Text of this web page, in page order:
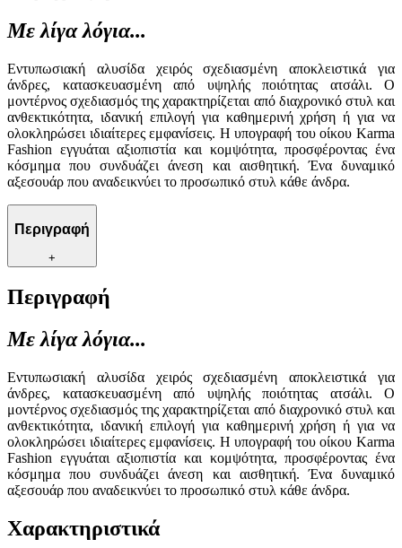
Με λίγα λόγια...
Εντυπωσιακή αλυσίδα χειρός σχεδιασμένη αποκλειστικά για
άνδρες, κατασκευασμένη από υψηλής ποιότητας ατσάλι. Ο
μοντέρνος σχεδιασμός της χαρακτηρίζεται από διαχρονικό στυλ και
ανθεκτικότητα, ιδανική επιλογή για καθημερινή χρήση ή για να
ολοκληρώσει ιδιαίτερες εμφανίσεις. Η υπογραφή του οίκου Karma
Fashion εγγυάται αξιοπιστία και κομψότητα, προσφέροντας ένα
κόσμημα που συνδυάζει άνεση και αισθητική. Ένα δυναμικό
αξεσουάρ που αναδεικνύει το προσωπικό στυλ κάθε άνδρα.
Περιγραφή
+
Περιγραφή
Με λίγα λόγια...
Εντυπωσιακή αλυσίδα χειρός σχεδιασμένη αποκλειστικά για
άνδρες, κατασκευασμένη από υψηλής ποιότητας ατσάλι. Ο
μοντέρνος σχεδιασμός της χαρακτηρίζεται από διαχρονικό στυλ και
ανθεκτικότητα, ιδανική επιλογή για καθημερινή χρήση ή για να
ολοκληρώσει ιδιαίτερες εμφανίσεις. Η υπογραφή του οίκου Karma
Fashion εγγυάται αξιοπιστία και κομψότητα, προσφέροντας ένα
κόσμημα που συνδυάζει άνεση και αισθητική. Ένα δυναμικό
αξεσουάρ που αναδεικνύει το προσωπικό στυλ κάθε άνδρα.
Χαρακτηριστικά